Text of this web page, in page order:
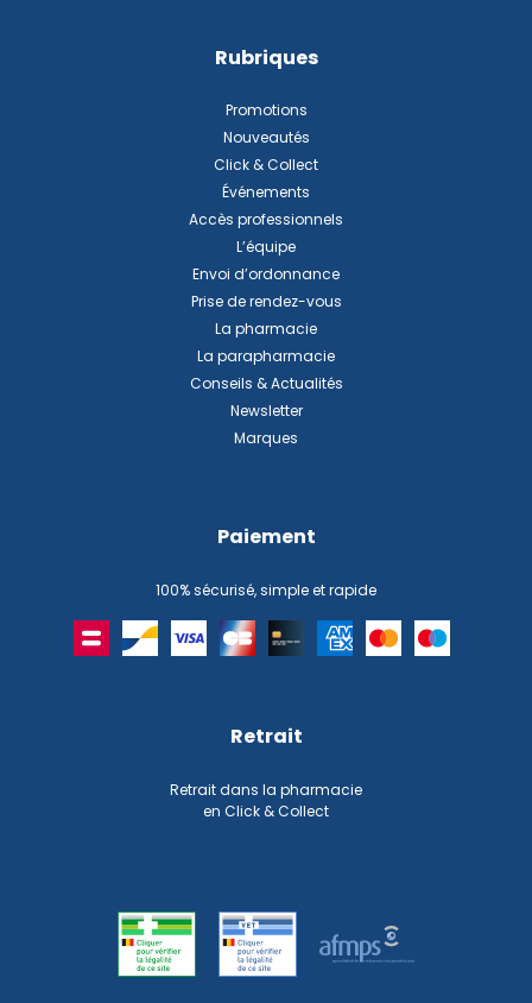
Rubriques
Promotions
Nouveautés
Click & Collect
Événements
Accès professionnels
L’équipe
Envoi d’ordonnance
Prise de rendez-vous
La pharmacie
La parapharmacie
Conseils & Actualités
Newsletter
Marques
Paiement
100% sécurisé, simple et rapide
Retrait
Retrait dans la pharmacie
en Click & Collect